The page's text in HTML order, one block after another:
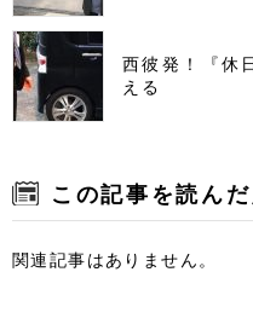
西彼発！『休
える
この記事を読ん
関連記事はありません。